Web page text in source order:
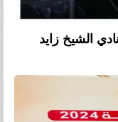
الشيخ زايد